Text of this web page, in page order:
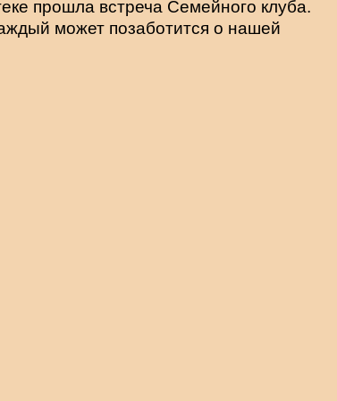
прошла встреча Семейного клуба.
может позаботится о нашей